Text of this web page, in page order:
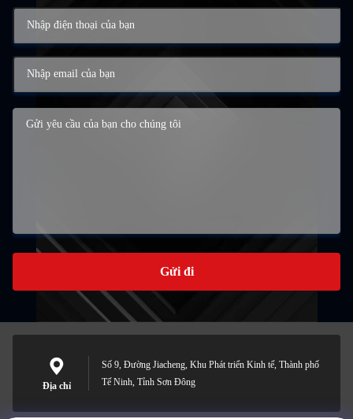
Gửi đi
Địa chỉ
Số 9, Đường Jiacheng, Khu Phát triển Kinh tế, Thành phố
Tế Ninh, Tỉnh Sơn Đông